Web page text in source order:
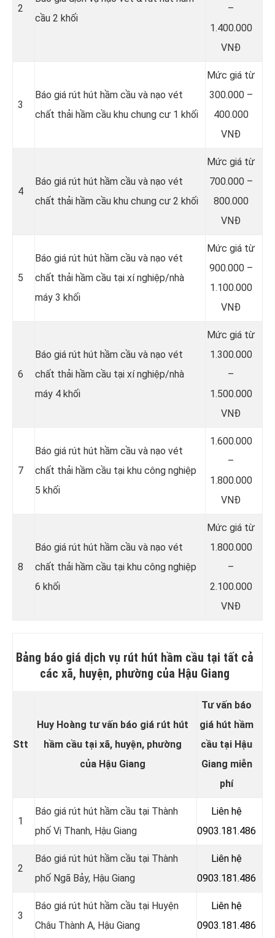
2
cầu 2 khối
–
1.400.000
VNĐ
3
Báo giá rút hút hầm cầu và nạo vét
chất thải hầm cầu khu chung cư 1 khối
Mức giá từ
300.000 –
400.000
VNĐ
4
Báo giá rút hút hầm cầu và nạo vét
chất thải hầm cầu khu chung cư 2 khối
Mức giá từ
700.000 –
800.000
VNĐ
5
Báo giá rút hút hầm cầu và nạo vét
chất thải hầm cầu tại xí nghiệp/nhà
máy 3 khối
Mức giá từ
900.000 –
1.100.000
VNĐ
6
Báo giá rút hút hầm cầu và nạo vét
chất thải hầm cầu tại xí nghiệp/nhà
máy 4 khối
Mức giá từ
1.300.000
–
1.500.000
VNĐ
7
Báo giá rút hút hầm cầu và nạo vét
chất thải hầm cầu tại khu công nghiệp
5 khối
1.600.000
–
1.800.000
VNĐ
8
Báo giá rút hút hầm cầu và nạo vét
chất thải hầm cầu tại khu công nghiệp
6 khối
Mức giá từ
1.800.000
–
2.100.000
VNĐ
Bảng báo giá dịch vụ rút hút hầm cầu tại tất cả
các xã, huyện, phường của Hậu Giang
Stt
Huy Hoàng tư vấn báo giá rút hút
hầm cầu tại xã, huyện, phường
của Hậu Giang
Tư vấn báo
giá hút hầm
cầu tại Hậu
Giang miễn
phí
1
Báo giá rút hút hầm cầu tại Thành
phố Vị Thanh, Hậu Giang
Liên hệ
0903.181.486
2
Báo giá rút hút hầm cầu tại Thành
phố Ngã Bảy, Hậu Giang
Liên hệ
0903.181.486
3
Báo giá rút hút hầm cầu tại Huyện
Châu Thành A, Hậu Giang
Liên hệ
0903.181.486